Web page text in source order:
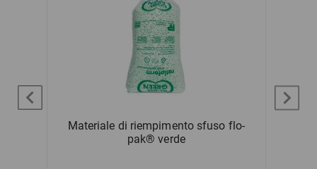
Materiale di riempimento sfuso flo-
pak® verde